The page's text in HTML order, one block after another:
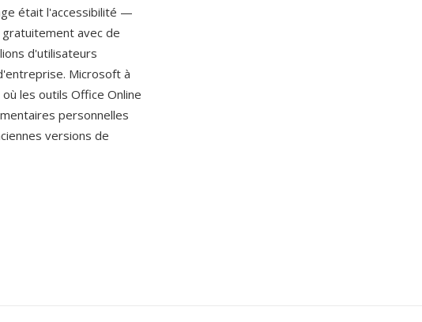
était l'accessibilité —
avec de
d'utilisateurs
Microsoft à
où les outils Office Online
personnelles
versions de